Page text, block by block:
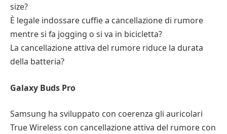
size?
È legale indossare cuffie a cancellazione di rumore
mentre si fa jogging o si va in bicicletta?
La cancellazione attiva del rumore riduce la durata
della batteria?
Galaxy Buds Pro
Samsung ha sviluppato con coerenza gli auricolari
True Wireless con cancellazione attiva del rumore con